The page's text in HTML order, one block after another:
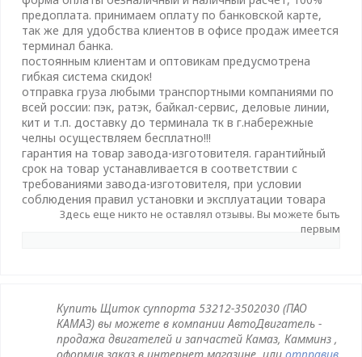
предоплата. принимаем оплату по банковской карте,
так же для удобства клиентов в офисе продаж имеется
терминал банка.
постоянным клиентам и оптовикам предусмотрена
гибкая система скидок!
отправка груза любыми транспортными компаниями по
всей россии: пэк, ратэк, байкал-сервис, деловые линии,
кит и т.п. доставку до терминала тк в г.набережные
челны осуществляем бесплатно!!!
гарантия на товар завода-изготовителя. гарантийный
срок на товар устанавливается в соответствии с
требованиями завода-изготовителя, при условии
соблюдения правил установки и эксплуатации товара
Здесь еще никто не оставлял отзывы. Вы можете быть
первым
Купить Щиток суппорта 53212-3502030 (ПАО
КАМАЗ) вы можете в компании АвтоДвигатель -
продажа двигателей и запчастей Камаз, Камминз ,